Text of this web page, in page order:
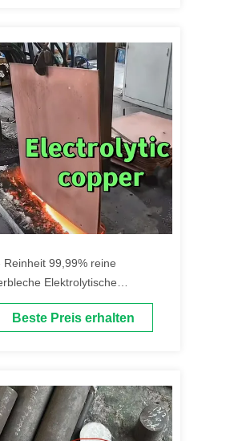
Reinheit 99,99% reine
Elektrolytische
für Elektrofahrzeuge
Beste Preis erhalten